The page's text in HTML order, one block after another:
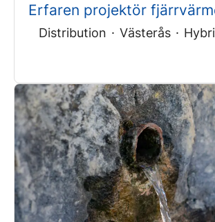
Erfaren projektör
Distribution · Västerås ·